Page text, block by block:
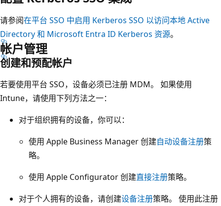
请参阅在平台 SSO 中启用 Kerberos SSO 以访问本地 Active
Directory 和 Microsoft Entra ID Kerberos 资源。
帐户管理
创建和预配帐户
若要使用平台 SSO，设备必须已注册 MDM。 如果使用
Intune，请使用下列方法之一：
对于组织拥有的设备，你可以：
使用 Apple Business Manager 创建自动设备注册策
略。
使用 Apple Configurator 创建直接注册策略。
对于个人拥有的设备，请创建设备注册策略。 使用此注册